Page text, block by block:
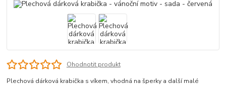
Ohodnotit produkt
Plechová dárková krabička s víkem, vhodná na šperky a další malé